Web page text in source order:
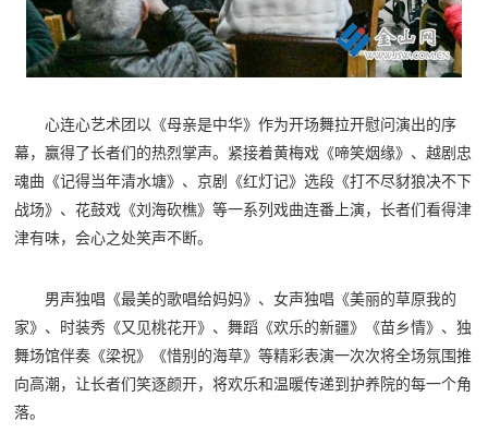
心连心艺术团以《母亲是中华》作为开场舞拉开慰问演出的序
幕，赢得了长者们的热烈掌声。紧接着黄梅戏《啼笑烟缘》、越剧忠
魂曲《记得当年清水塘》、京剧《红灯记》选段《打不尽豺狼决不下
战场》、花鼓戏《刘海砍樵》等一系列戏曲连番上演，长者们看得津
津有味，会心之处笑声不断。
男声独唱《最美的歌唱给妈妈》、女声独唱《美丽的草原我的
家》、时装秀《又见桃花开》、舞蹈《欢乐的新疆》《苗乡情》、独
舞场馆伴奏《梁祝》《惜别的海草》等精彩表演一次次将全场氛围推
向高潮，让长者们笑逐颜开，将欢乐和温暖传递到护养院的每一个角
落。